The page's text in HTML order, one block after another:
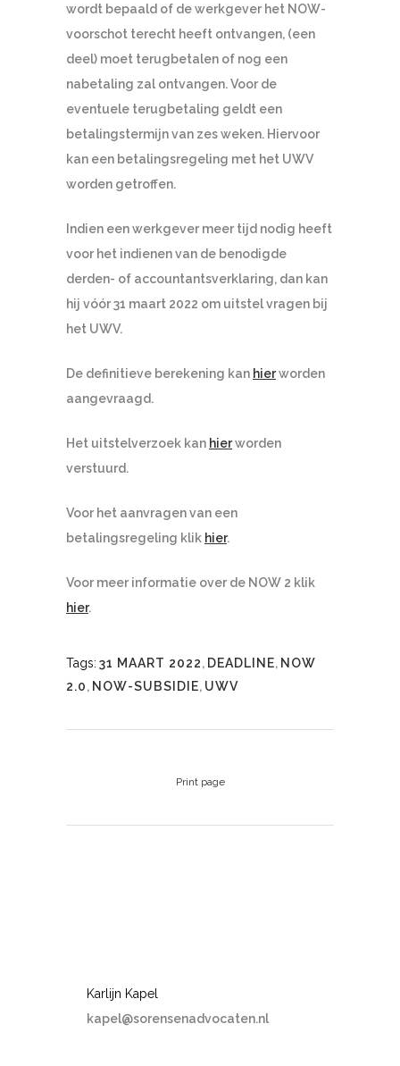
wordt bepaald of de werkgever het NOW-
voorschot terecht heeft ontvangen, (een
deel) moet terugbetalen of nog een
nabetaling zal ontvangen. Voor de
eventuele terugbetaling geldt een
betalingstermijn van zes weken. Hiervoor
kan een betalingsregeling met het UWV
worden getroffen.
Indien een werkgever meer tijd nodig heeft
voor het indienen van de benodigde
derden- of accountantsverklaring, dan kan
hij vóór 31 maart 2022 om uitstel vragen bij
het UWV.
De definitieve berekening kan hierworden
aangevraagd.
Het uitstelverzoek kan hierworden
verstuurd.
Voor het aanvragen van een
betalingsregeling klik hier.
Voor meer informatie over de NOW 2 klik
hier.
Tags: 31 MAART 2022, DEADLINE, NOW
2.0, NOW-SUBSIDIE, UWV
Print page
Karlijn Kapel
kapel@sorensenadvocaten.nl